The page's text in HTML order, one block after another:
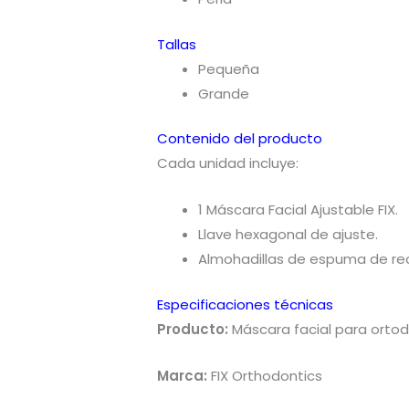
Tallas
Pequeña
Grande
Contenido del producto
Cada unidad incluye:
1 Máscara Facial Ajustable FIX.
Llave hexagonal de ajuste.
Almohadillas de espuma de
Especificaciones técnicas
Producto: Máscara facial para
Marca: FIX Orthodontics